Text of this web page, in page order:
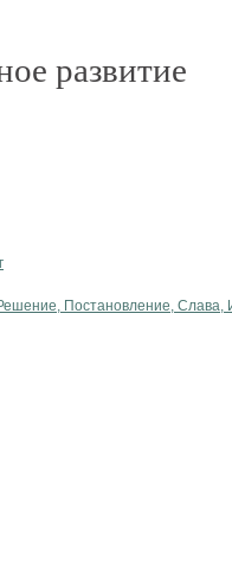
развитие
Постановление, Слава,